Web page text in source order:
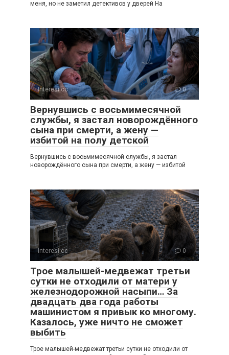
меня, но не заметил детективов у дверей На
Interesi.cc 0
Вернувшись с восьмимесячной
службы, я застал новорождённого
сына при смерти, а жену —
избитой на полу детской
Вернувшись с восьмимесячной службы, я застал
новорождённого сына при смерти, а жену — избитой
Interesi.cc 0
Трое малышей-медвежат третьи
сутки не отходили от матери у
железнодорожной насыпи… За
двадцать два года работы
машинистом я привык ко многому.
Казалось, уже ничто не сможет
выбить
Трое малышей-медвежат третьи сутки не отходили от